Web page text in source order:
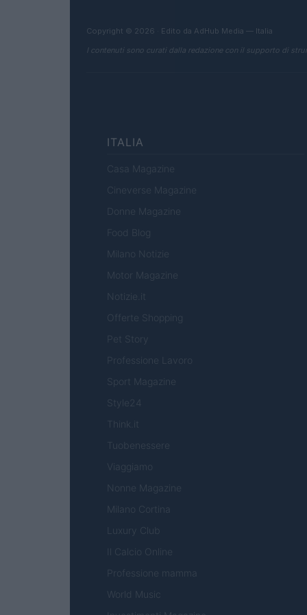
Copyright © 2026 · Edito da AdHub Media — Italia
I contenuti sono curati dalla redazione con il supporto di
ITALIA
Casa Magazine
Cineverse Magazine
Donne Magazine
Food Blog
Milano Notizie
Motor Magazine
Notizie.it
Offerte Shopping
Pet Story
Professione Lavoro
Sport Magazine
Style24
Think.it
Tuobenessere
Viaggiamo
Nonne Magazine
Milano Cortina
Luxury Club
Il Calcio Online
Professione mamma
World Music